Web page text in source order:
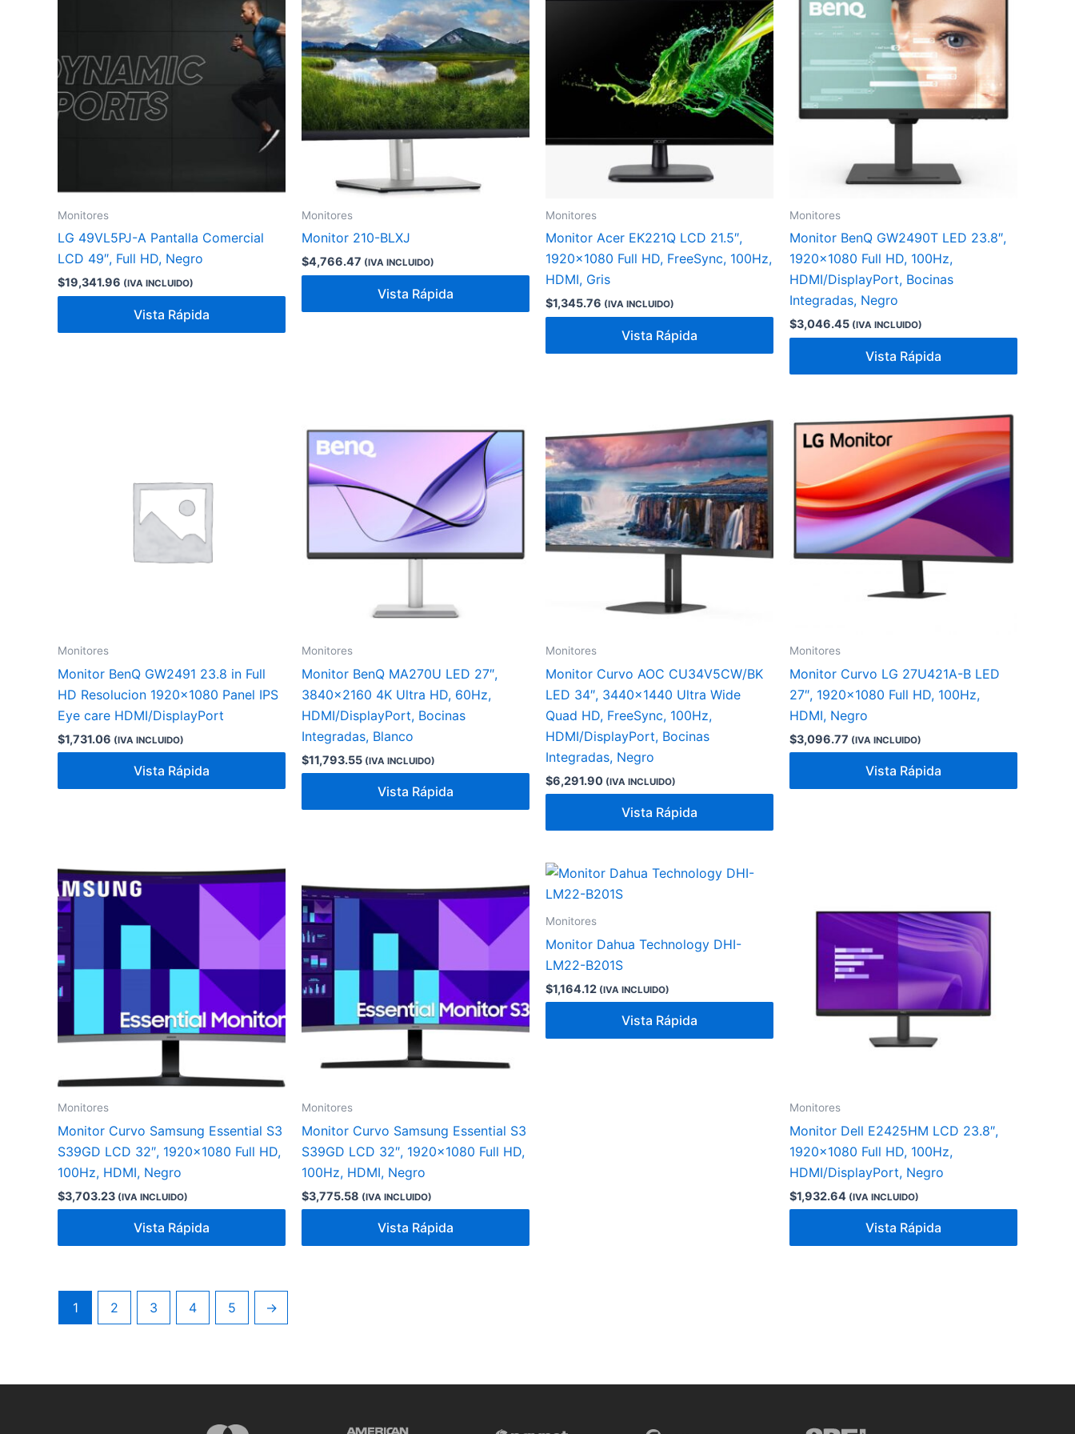
Monitores
LG 49VL5PJ-A Pantalla Comercial
LCD 49″, Full HD, Negro
$19,341.96 (IVA INCLUIDO)
Vista Rápida
Monitores
Monitor 210-BLXJ
$4,766.47 (IVA INCLUIDO)
Vista Rápida
Monitores
Monitor Acer EK221Q LCD 21.5″,
1920×1080 Full HD, FreeSync, 100Hz,
HDMI, Gris
$1,345.76 (IVA INCLUIDO)
Vista Rápida
Monitores
Monitor BenQ GW2490T LED 23.8″,
1920×1080 Full HD, 100Hz,
HDMI/DisplayPort, Bocinas
Integradas, Negro
$3,046.45 (IVA INCLUIDO)
Vista Rápida
Monitores
Monitor BenQ GW2491 23.8 in Full
HD Resolucion 1920×1080 Panel IPS
Eye care HDMI/DisplayPort
$1,731.06 (IVA INCLUIDO)
Vista Rápida
Monitores
Monitor BenQ MA270U LED 27″,
3840×2160 4K Ultra HD, 60Hz,
HDMI/DisplayPort, Bocinas
Integradas, Blanco
$11,793.55 (IVA INCLUIDO)
Vista Rápida
Monitores
Monitor Curvo AOC CU34V5CW/BK
LED 34″, 3440×1440 Ultra Wide
Quad HD, FreeSync, 100Hz,
HDMI/DisplayPort, Bocinas
Integradas, Negro
$6,291.90 (IVA INCLUIDO)
Vista Rápida
Monitores
Monitor Curvo LG 27U421A-B LED
27″, 1920×1080 Full HD, 100Hz,
HDMI, Negro
$3,096.77 (IVA INCLUIDO)
Vista Rápida
Monitores
Monitor Curvo Samsung Essential S3
S39GD LCD 32″, 1920×1080 Full HD,
100Hz, HDMI, Negro
$3,703.23 (IVA INCLUIDO)
Vista Rápida
Monitores
Monitor Curvo Samsung Essential S3
S39GD LCD 32″, 1920×1080 Full HD,
100Hz, HDMI, Negro
$3,775.58 (IVA INCLUIDO)
Vista Rápida
Monitores
Monitor Dahua Technology DHI-
LM22-B201S
$1,164.12 (IVA INCLUIDO)
Vista Rápida
Monitores
Monitor Dell E2425HM LCD 23.8″,
1920×1080 Full HD, 100Hz,
HDMI/DisplayPort, Negro
$1,932.64 (IVA INCLUIDO)
Vista Rápida
1 2 3 4 5 →